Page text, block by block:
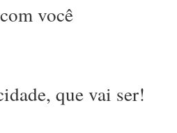
você
que vai ser!